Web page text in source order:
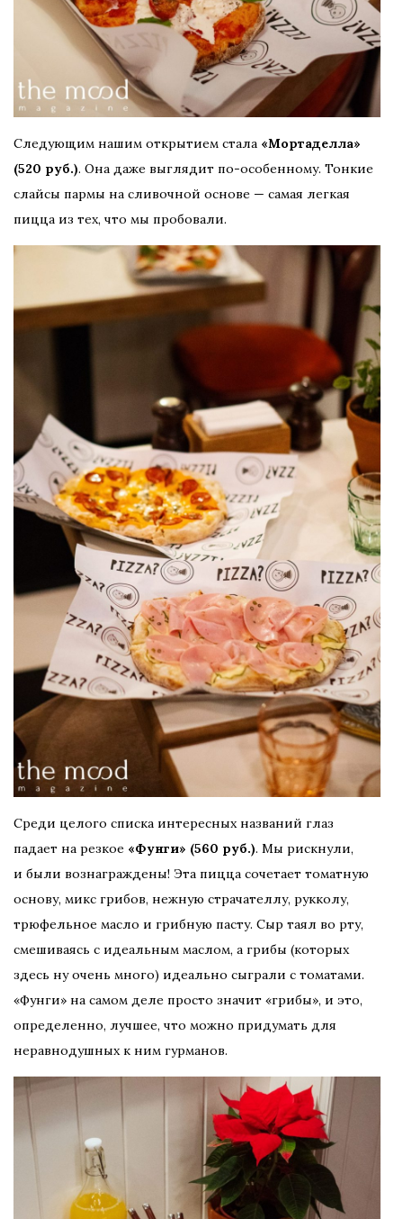
Следующим нашим открытием стала «Мортаделла»
(520 руб.). Она даже выглядит по-особенному. Тонкие
слайсы пармы на сливочной основе — самая легкая
пицца из тех, что мы пробовали.
Среди целого списка интересных названий глаз
падает на резкое «Фунги» (560 руб.). Мы рискнули,
и были вознаграждены! Эта пицца сочетает томатную
основу, микс грибов, нежную страчателлу, рукколу,
трюфельное масло и грибную пасту. Сыр таял во рту,
смешиваясь с идеальным маслом, а грибы (которых
здесь ну очень много) идеально сыграли с томатами.
«Фунги» на самом деле просто значит «грибы», и это,
определенно, лучшее, что можно придумать для
неравнодушных к ним гурманов.